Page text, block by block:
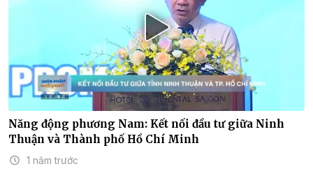
Năng động phương Nam: Kết nối đầu tư giữa Ninh
Thuận và Thành phố Hồ Chí Minh
1 năm trước